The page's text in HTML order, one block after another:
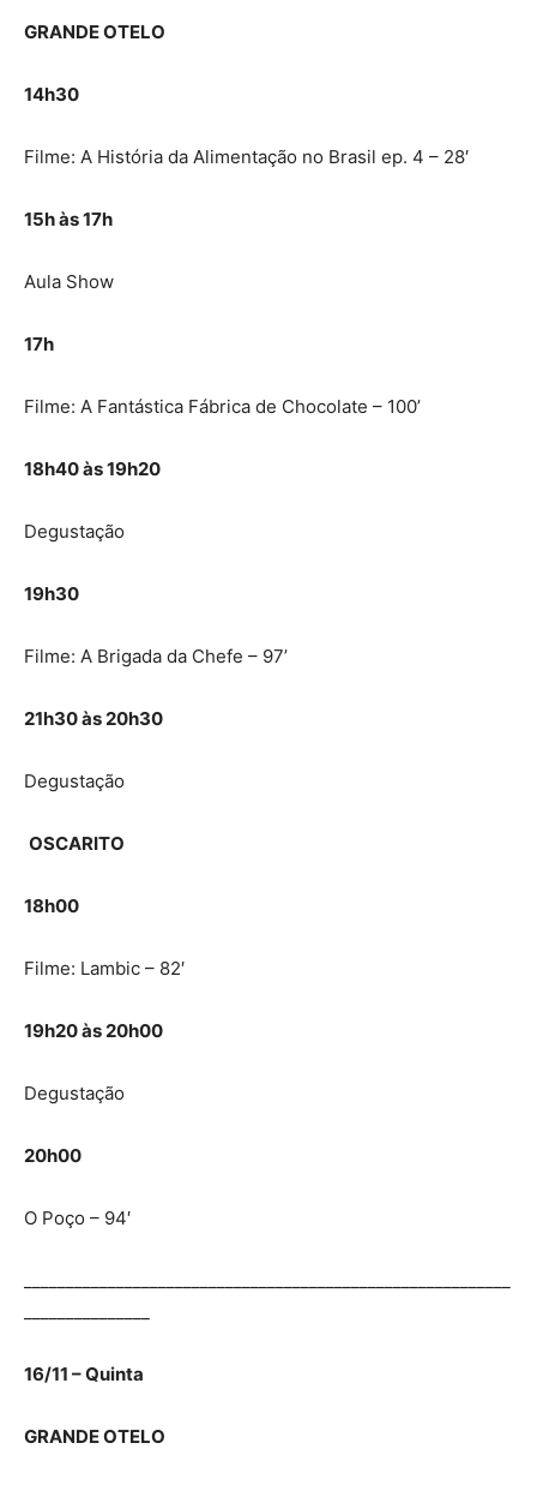
GRANDE OTELO
14h30
Filme: A História da Alimentação no Brasil ep. 4 – 28′
15h às 17h
Aula Show
17h
Filme: A Fantástica Fábrica de Chocolate – 100’
18h40 às 19h20
Degustação
19h30
Filme: A Brigada da Chefe – 97’
21h30 às 20h30
Degustação
OSCARITO
18h00
Filme: Lambic – 82′
19h20 às 20h00
Degustação
20h00
O Poço – 94′
16/11 – Quinta
GRANDE OTELO